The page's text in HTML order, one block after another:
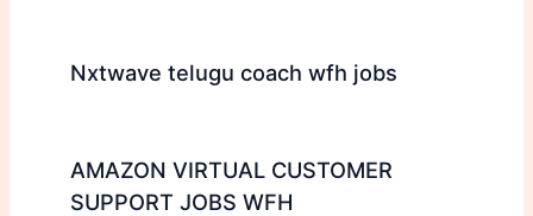
Nxtwave telugu coach wfh jobs
AMAZON VIRTUAL CUSTOMER
SUPPORT JOBS WFH